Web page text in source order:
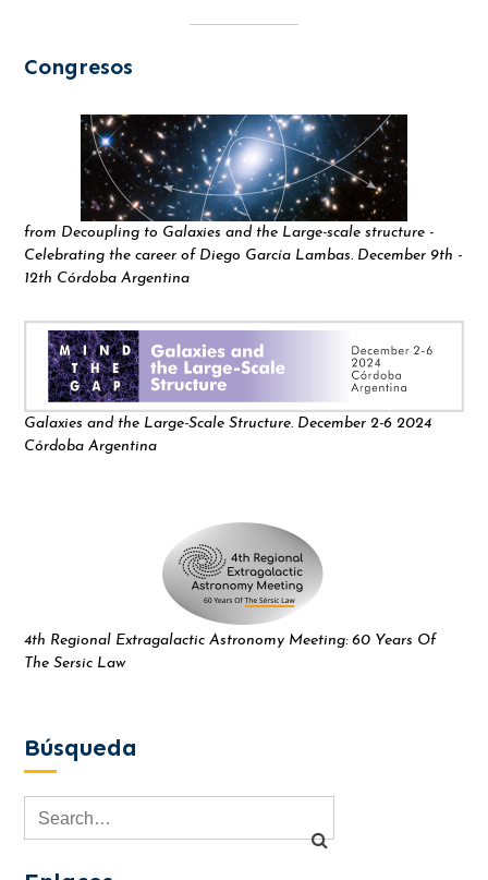
Congresos
from Decoupling to Galaxies and the Large-scale structure -
Celebrating the career of Diego García Lambas. December 9th -
12th Córdoba Argentina
Galaxies and the Large-Scale Structure. December 2-6 2024
Córdoba Argentina
4th Regional Extragalactic Astronomy Meeting: 60 Years Of
The Sersic Law
Búsqueda